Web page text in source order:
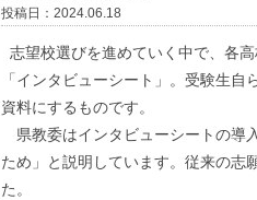
投稿日：2024.06.18
志望校選びを進めていく中で、各
「インタビューシート」。受験生
資料にするものです。
県教委はインタビューシートの導
ため」と説明しています。従来の志
た。